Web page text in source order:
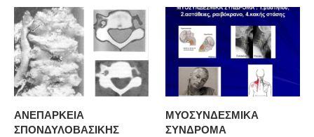
ΑΝΕΠΑΡΚΕΙΑ
ΣΠΟΝΔΥΛΟΒΑΣΙΚΗΣ
ΜΥΟΣΥΝΔΕΣΜΙΚΑ
ΣΥΝΔΡΟΜΑ